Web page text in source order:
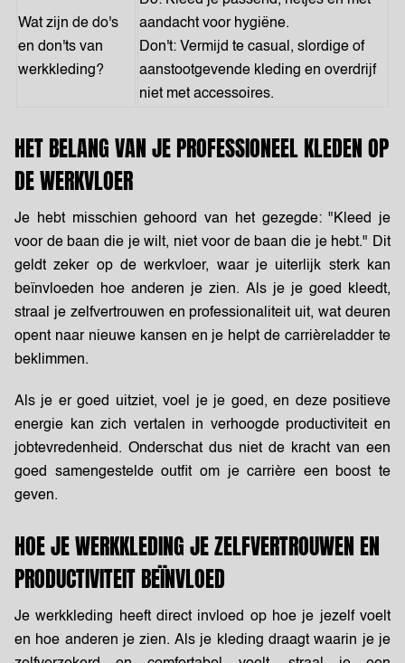
Wat zijn de do's
en don'ts van
werkkleding?
aandacht voor hygiëne.
Don't: Vermijd te casual, slordige of
aanstootgevende kleding en overdrijf
niet met accessoires.
HET BELANG VAN JE PROFESSIONEEL KLEDEN OP
DE WERKVLOER
Je hebt misschien gehoord van het gezegde: "Kleed je
voor de baan die je wilt, niet voor de baan die je hebt." Dit
geldt zeker op de werkvloer, waar je uiterlijk sterk kan
beïnvloeden hoe anderen je zien. Als je je goed kleedt,
straal je zelfvertrouwen en professionaliteit uit, wat deuren
opent naar nieuwe kansen en je helpt de carrièreladder te
beklimmen.
Als je er goed uitziet, voel je je goed, en deze positieve
energie kan zich vertalen in verhoogde productiviteit en
jobtevredenheid. Onderschat dus niet de kracht van een
goed samengestelde outfit om je carrière een boost te
geven.
HOE JE WERKKLEDING JE ZELFVERTROUWEN EN
PRODUCTIVITEIT BEÏNVLOED
Je werkkleding heeft direct invloed op hoe je jezelf voelt
en hoe anderen je zien. Als je kleding draagt waarin je je